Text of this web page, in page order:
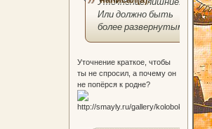
Или должно быть
более развернутым.
Уточнение краткое, чтобы
ты не спросил, а почему он
не попёрся к родне?